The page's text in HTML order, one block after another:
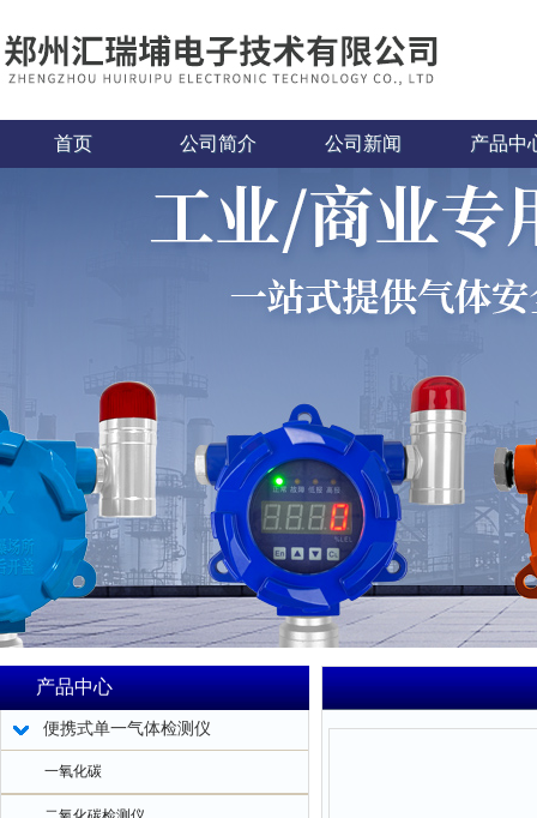
首页 公司简介 公司新闻 产品中
产品中心
便携式单一气体检测仪
一氧化碳